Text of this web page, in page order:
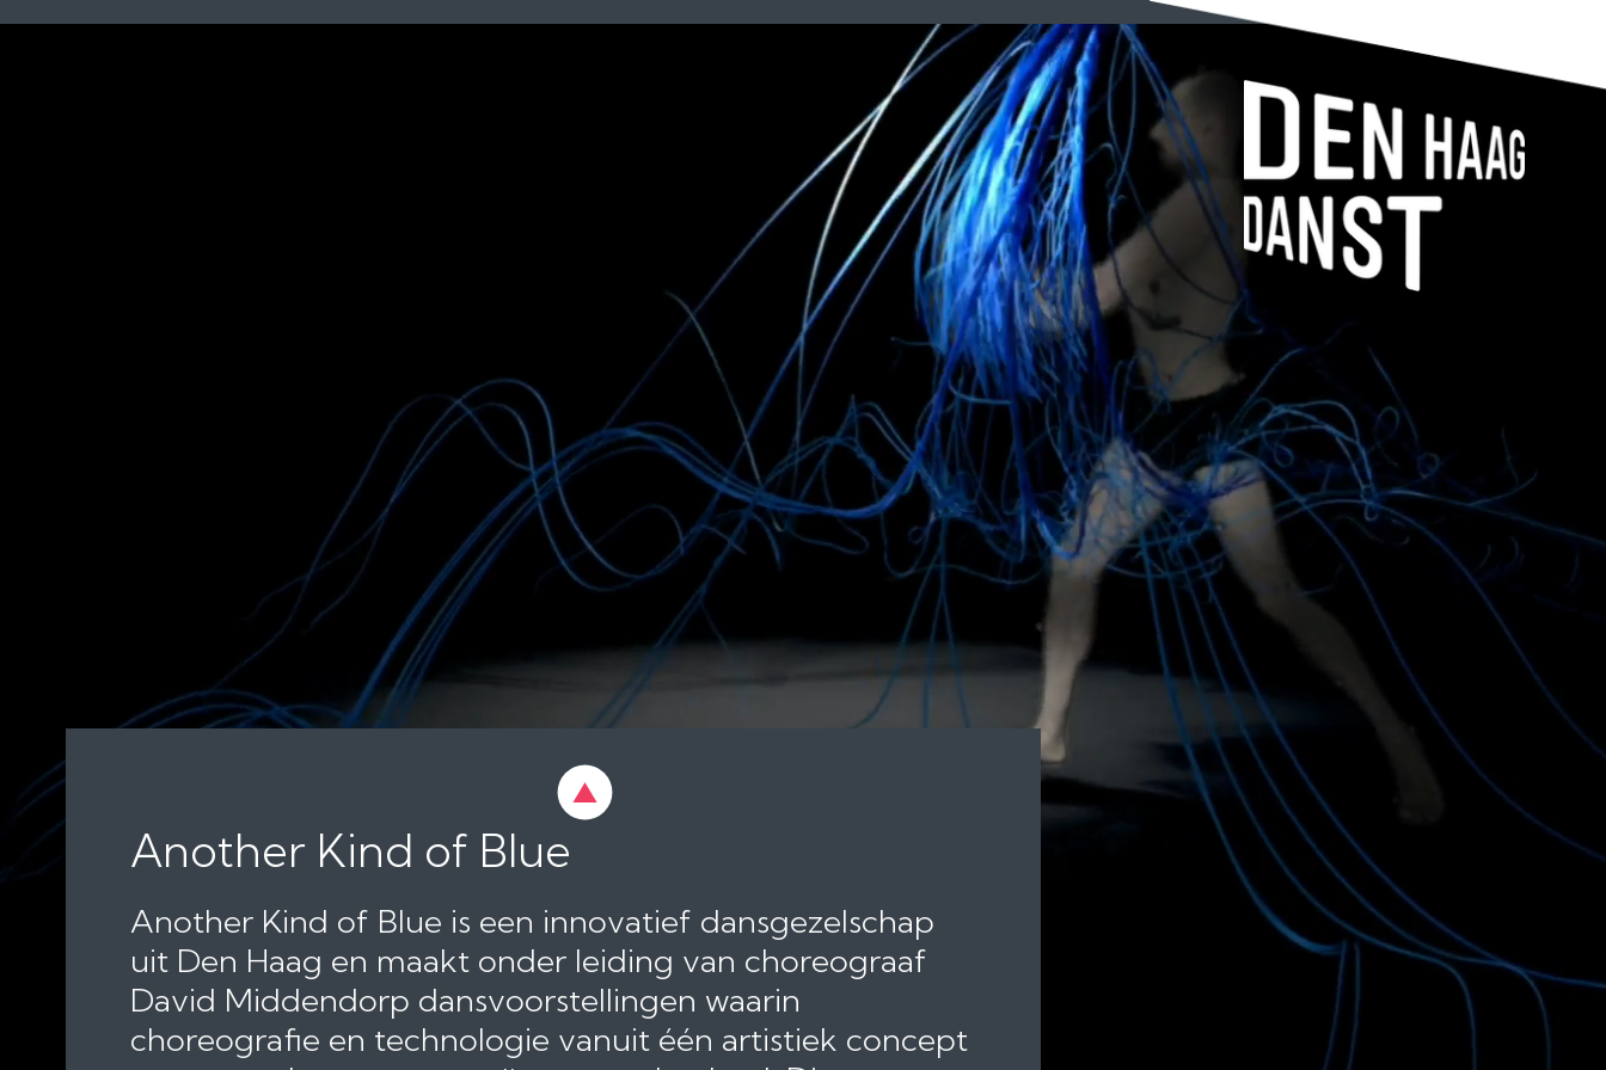
Another Kind of Blue
Another Kind of Blue is een innovatief dansgezelschap
uit Den Haag en maakt onder leiding van choreograaf
choreografie en technologie vanuit één artistiek concept
samensmelten tot een geïntegreerd geheel. Dit
resulteert in bijzondere en hybride werken die inspireren
en uitdagen om te reflecteren op een door technologie